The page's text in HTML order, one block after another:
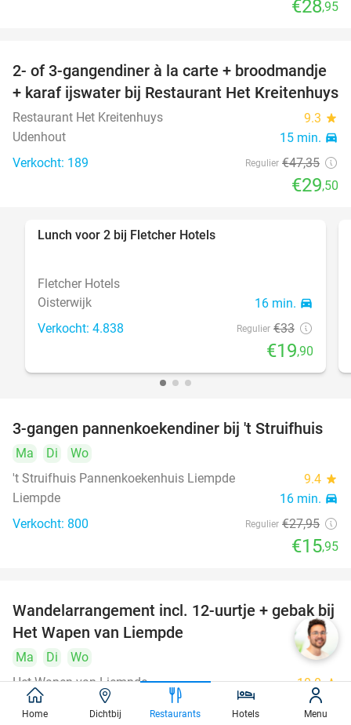
€28,95
38%
2- of 3-gangendiner à la carte + broodmandje
+ karaf ijswater bij Restaurant Het Kreitenhuys
Restaurant Het Kreitenhuys 9.3 star
Udenhout 15 min. directions_car
Verkocht: 189 Regulier €47,35
€29,50
Lunch voor 2 bij Fletcher Hotels
Fletcher Hotels
Oisterwijk
16 min. directions_car
Verkocht: 4.838 Regulier €33
€19,90
43%
3-gangen pannenkoekendiner bij 't Struifhuis
Ma Di
Wo
't Struifhuis Pannenkoekenhuis Liempde
9.4 star
Liempde 16 min. directions_car
Verkocht: 800 Regulier €27,95
€15,95
34%
Wandelarrangement incl. 12-uurtje + gebak bij
Het Wapen van Liempde
Ma Di
Wo
Het Wapen van Liempde
10.0star
Liempde 16 min.
Home Dichtbij Restaurants Hotels Menu